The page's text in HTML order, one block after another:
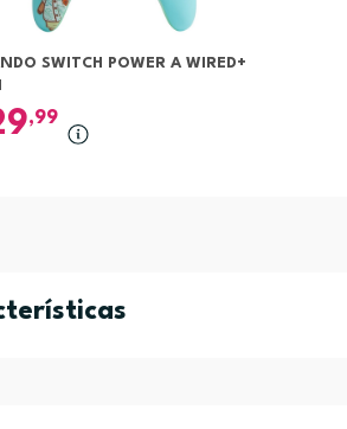
SWITCH POWER A WIRED+
,99